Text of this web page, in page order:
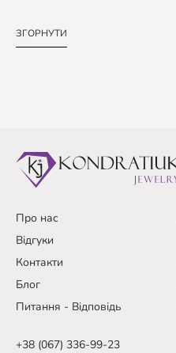
ЗГОРНУТИ
Про нас
Відгуки
Контакти
Блог
Питання - Відповідь
+38 (067) 336-99-23